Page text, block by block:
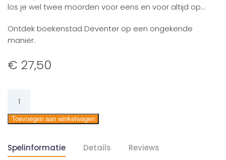
los je wel twee moorden voor eens en voor altijd op…
Ontdek boekenstad Deventer op een ongekende
manier.
€ 27,50
Deventer
Putmoord
slachtoffer
Toevoegen aan winkelwagen
Spelinformatie Details Reviews